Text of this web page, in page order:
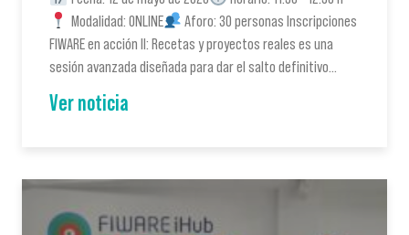
Modalidad: ONLINE
Aforo: 30 personas Inscripciones
FIWARE en acción II: Recetas y proyectos reales es una
sesión avanzada diseñada para dar el salto definitivo…
Ver noticia